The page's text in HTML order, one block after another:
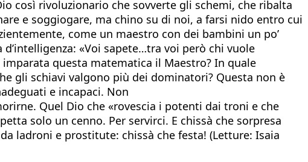
così rivoluzionario che sovverte gli schemi, che ribalta
e soggiogare, ma chino su di noi, a farsi nido entro cui
come un maestro con dei bambini un po’
«Voi sapete…tra voi però chi vuole
questa matematica il Maestro? In quale
gli schiavi valgono più dei dominatori? Questa non è
e incapaci. Non
Quel Dio che «rovescia i potenti dai troni e che
solo un cenno. Per servirci. E chissà che sorpresa
ladroni e prostitute: chissà che festa! (Letture: Isaia